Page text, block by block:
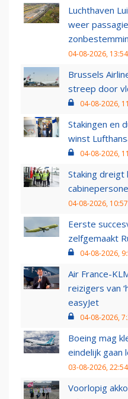
Luchthaven
weer
04-08-2026, 13:54
Brussels
streep door
04-08-2026,
Stakingen en
winst
04-08-2026,
Staking dreigt
04-08-2026, 10:57
Eerste
zelfgemaakt
04-08-2026,
Air France-
reizigers van
easyJet
04-08-2026,
Boeing mag
eindelijk gaan
03-08-2026, 22:54
Voorlopig